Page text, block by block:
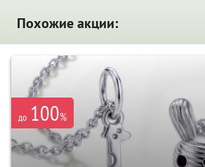
Похожие акции:
до 100%